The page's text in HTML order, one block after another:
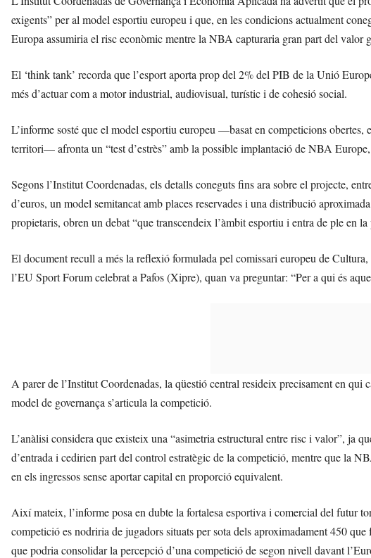
exigents” per al model esportiu europeu i que, en les condicions actualment
Europa assumiria el risc econòmic mentre la NBA capturaria gran part del valor
El ‘think tank’ recorda que l’esport aporta prop del 2% del PIB de la Unió
més d’actuar com a motor industrial, audiovisual, turístic i de cohesió social.
L’informe sosté que el model esportiu europeu —basat en competicions
territori— afronta un “test d’estrès” amb la possible implantació de NBA
Segons l’Institut Coordenadas, els detalls coneguts fins ara sobre el projecte,
d’euros, un model semitancat amb places reservades i una distribució
propietaris, obren un debat “que transcendeix l’àmbit esportiu i entra de ple en
El document recull a més la reflexió formulada pel comissari europeu de
l’EU Sport Forum celebrat a Pafos (Xipre), quan va preguntar: “Per a qui és
A parer de l’Institut Coordenadas, la qüestió central resideix precisament en
model de governança s’articula la competició.
L’anàlisi considera que existeix una “asimetria estructural entre risc i valor”, ja
d’entrada i cedirien part del control estratègic de la competició, mentre que la
en els ingressos sense aportar capital en proporció equivalent.
Així mateix, l’informe posa en dubte la fortalesa esportiva i comercial del futur
competició es nodriria de jugadors situats per sota dels aproximadament 450
que podria consolidar la percepció d’una competició de segon nivell davant